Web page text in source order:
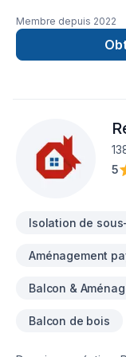
expertise
solutions de
résidentiels et
Membre depuis 2022
5
Isolation de
Aménagement
Balcon &
Balcon de bois